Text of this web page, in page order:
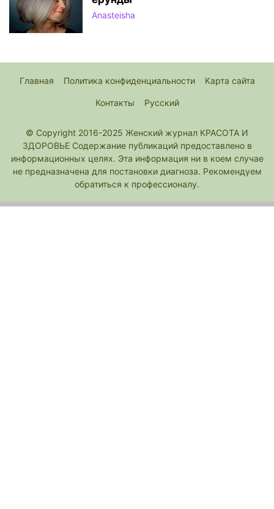
Anasteisha
Главная Политика конфиденциальности Карта сайта
Контакты Русский
© Copyright 2016-2025 Женский журнал КРАСОТА И
ЗДОРОВЬЕ Содержание публикаций предоставлено в
информационных целях. Эта информация ни в коем случае
не предназначена для постановки диагноза. Рекомендуем
обратиться к профессионалу.